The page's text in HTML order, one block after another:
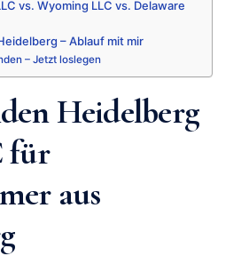
vs. Wyoming LLC vs. Delaware
– Ablauf mit mir
– Jetzt loslegen
Heidelberg
für
aus